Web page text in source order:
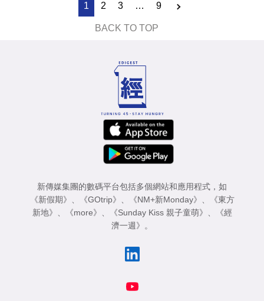
1 2 3 … 9
BACK TO TOP
新傳媒集團的數碼平台包括多個網站和應用程式，如
《新假期》 、 《GOtrip》 、 《NM+新Monday》 、
《東方
新地》 、 《more》 、 《Sunday Kiss 親子童萌》 、
《經
濟一週》 。